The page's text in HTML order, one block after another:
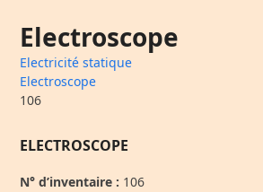
Electroscope
Electricité statique
Electroscope
106
ELECTROSCOPE
N° d’inventaire : 106